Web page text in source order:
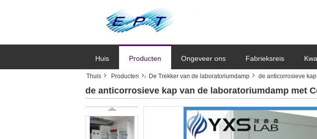
Huis Producten Ongeveer ons Fabrieksreis
Thuis Producten De Trekker van de laboratoriumdamp de anticorrosieve
de anticorrosieve kap van de laboratoriumdamp met